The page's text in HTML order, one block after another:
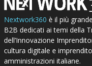
Nextwork360 è il più
B2B dedicati ai temi della
dell’Innovazione
cultura digitale e
amministrazioni italiane.